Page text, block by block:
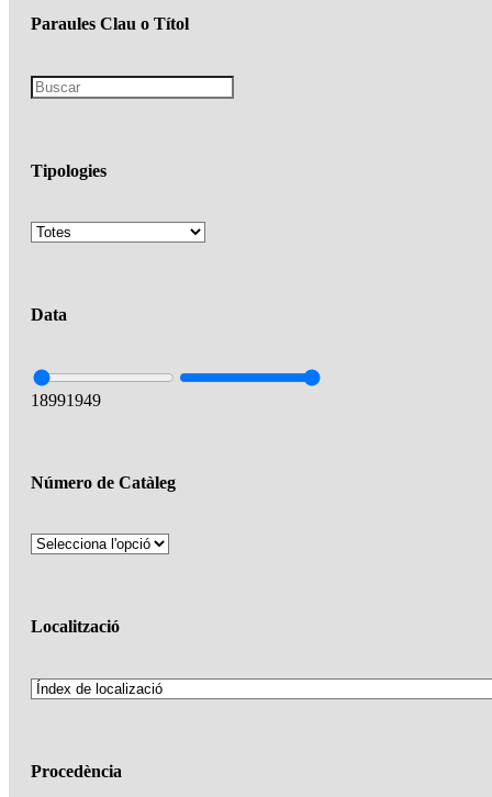
Paraules Clau o Títol
Tipologies
Data
18991949
Número de Catàleg
Localització
Procedència